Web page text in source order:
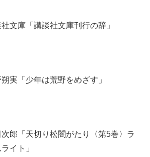
文庫「講談社文庫刊行の辞」
実「少年は荒野をめざす」
郎「天切り松闇がたり〈第5巻〉ラ
イト」